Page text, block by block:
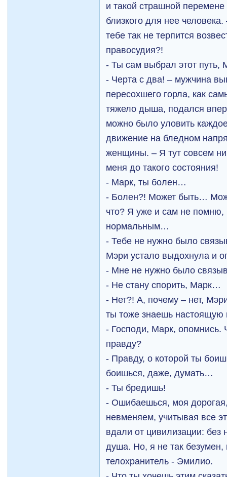
и такой страшной перемене
близкого для нее
тебе так не терпится
правосудия?!
- Ты сам выбрал этот путь,
- Черта с два! – мужчина
пересохшего горла, как
тяжело дыша, подался
можно было уловить
движение на бледном
женщины. – Я тут совсем
меня до такого состояния!
- Марк, ты болен…
- Болен?! Может быть…
что? Я уже и сам не помню,
нормальным…
- Тебе не нужно было
Мэри устало выдохнула и
- Мне не нужно было
- Не стану спорить, Марк…
- Нет?! А, почему – нет,
ты тоже знаешь настоящую
- Господи, Марк, опомнись.
правду?
- Правду, о которой ты
боишься, даже, думать…
- Ты бредишь!
- Ошибаешься, моя
невменяем, учитывая все
вдали от цивилизации: без
душа. Но, я не так безумен,
телохранитель - Эмилио.